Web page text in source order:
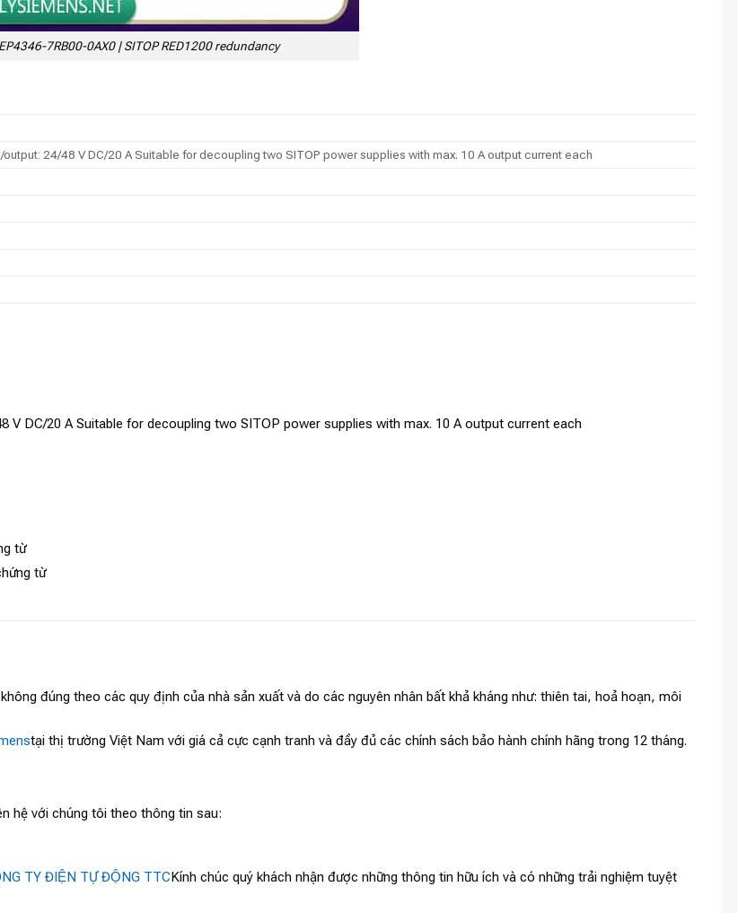
7RB00-0AX0 | SITOP RED1200 redundancy
24/48 V DC/20 A Suitable for decoupling two SITOP power supplies with max. 10 A output current each
V DC/20 A Suitable for decoupling two SITOP power supplies with max. 10 A output current each
từ
từ
đúng theo các quy định của nhà sản xuất và do các nguyên nhân bất khả kháng như: thiên tai, hoả hoạn, môi
tại thị trường Việt Nam với giá cả cực cạnh tranh và đầy đủ các chính sách bảo hành chính hãng trong 12 tháng.
hệ với chúng tôi theo thông tin sau:
TY ĐIỆN TỰ ĐỘNG TTC Kính chúc quý khách nhận được những thông tin hữu ích và có những trải nghiệm tuyệt